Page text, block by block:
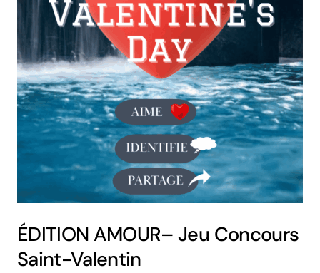
ÉDITION AMOUR– Jeu Concours
Saint-Valentin